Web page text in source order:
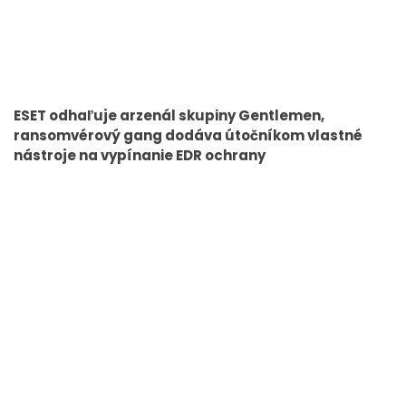
ESET odhaľuje arzenál skupiny Gentlemen,
ransomvérový gang dodáva útočníkom vlastné
nástroje na vypínanie EDR ochrany